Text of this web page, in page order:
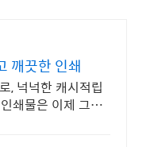
깨끗한 인쇄
, 넉넉한 캐시적립
쇄물은 이제 그만!